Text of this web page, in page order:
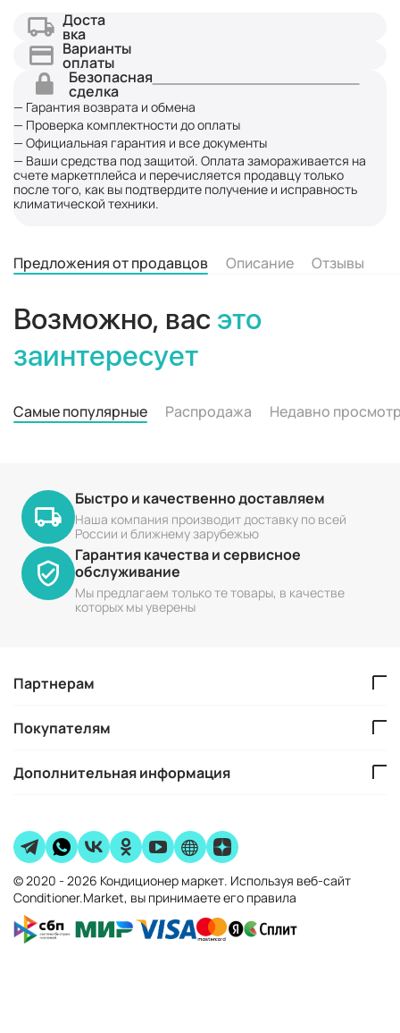
Доста
вка
Варианты
оплаты
Безопасная
сделка
— Гарантия возврата и обмена
— Проверка комплектности до оплаты
— Официальная гарантия и все документы
— Ваши средства под защитой. Оплата замораживается на
счете маркетплейса и перечисляется продавцу только
после того, как вы подтвердите получение и исправность
климатической техники.
Предложения от продавцов Описание Отзывы
Возможно, вас это
заинтересует
Самые популярные Распродажа Недавно
Быстро и качественно доставляем
Наша компания производит доставку по всей
России и ближнему зарубежью
Гарантия качества и сервисное
обслуживание
Мы предлагаем только те товары, в качестве
которых мы уверены
Партнерам
Покупателям
Дополнительная информация
© 2020 - 2026 Кондиционер маркет. Используя веб-сайт
Conditioner.Market, вы принимаете его правила